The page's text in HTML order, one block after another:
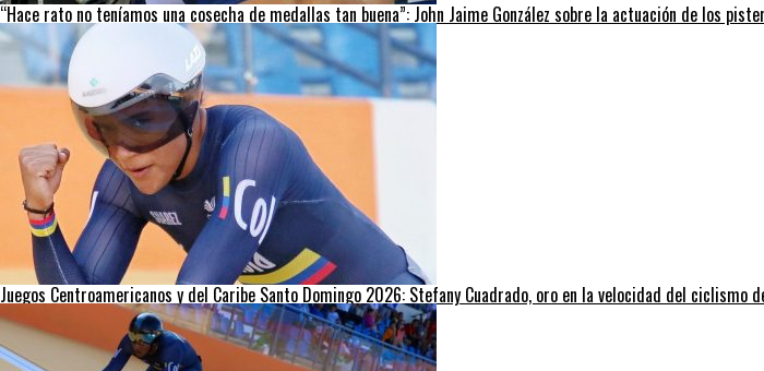
“Hace rato no teníamos una cosecha de medallas tan buena”: John Jaime González sobre la actuación de los
Juegos Centroamericanos y del Caribe Santo Domingo 2026: Stefany Cuadrado, oro en la velocidad del ciclismo